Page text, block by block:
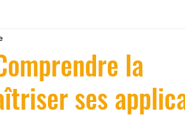
impression 3D à la demande
la
ses